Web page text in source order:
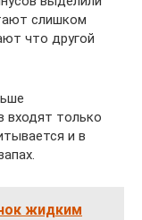
слишком
что другой
входят только
и в
жидким